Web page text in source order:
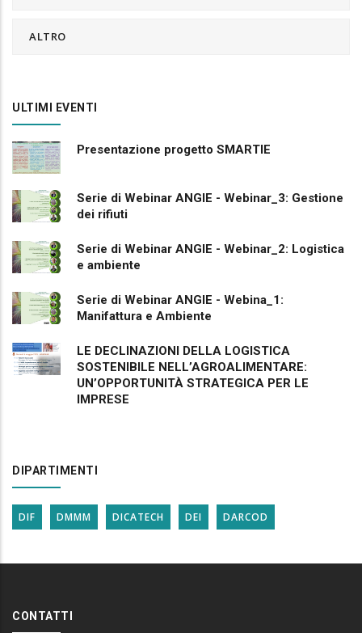
ALTRO
ULTIMI EVENTI
Presentazione progetto SMARTIE
Serie di Webinar ANGIE - Webinar_3: Gestione
dei rifiuti
Serie di Webinar ANGIE - Webinar_2: Logistica
e ambiente
Serie di Webinar ANGIE - Webina_1:
Manifattura e Ambiente
LE DECLINAZIONI DELLA LOGISTICA
SOSTENIBILE NELL’AGROALIMENTARE:
UN’OPPORTUNITÀ STRATEGICA PER LE
IMPRESE
DIPARTIMENTI
DIF DMMM DICATECH DEI DARCOD
CONTATTI